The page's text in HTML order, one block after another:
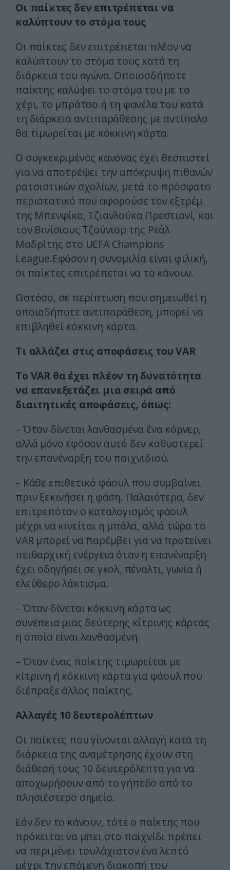
Οι παίκτες δεν επιτρέπεται να
καλύπτουν το στόμα τους
Οι παίκτες δεν επιτρέπεται πλέον να
καλύπτουν το στόμα τους κατά τη
διάρκεια του αγώνα. Οποιοσδήποτε
παίκτης καλύψει το στόμα του με το
χέρι, το μπράτσο ή τη φανέλα του κατά
τη διάρκεια αντιπαράθεσης με αντίπαλο
θα τιμωρείται με κόκκινη κάρτα.
Ο συγκεκριμένος κανόνας έχει θεσπιστεί
για να αποτρέψει την απόκρυψη πιθανών
ρατσιστικών σχολίων, μετά το πρόσφατο
περιστατικό που αφορούσε τον εξτρέμ
της Μπενφίκα, Τζιανλούκα Πρεστιανί, και
τον Βινίσιους Τζούνιορ της Ρεάλ
Μαδρίτης στο UEFA Champions
League.Εφόσον η συνομιλία είναι φιλική,
οι παίκτες επιτρέπεται να το κάνουν.
Ωστόσο, σε περίπτωση που σημειωθεί η
οποιαδήποτε αντιπαράθεση, μπορεί να
επιβληθεί κόκκινη κάρτα.
Τι αλλάζει στις αποφάσεις του VAR
Το VAR θα έχει πλέον τη δυνατότητα
να επανεξετάζει μια σειρά από
διαιτητικές αποφάσεις, όπως:
– Όταν δίνεται λανθασμένα ένα κόρνερ,
αλλά μόνο εφόσον αυτό δεν καθυστερεί
την επανέναρξη του παιχνιδιού.
– Κάθε επιθετικό φάουλ που συμβαίνει
πριν ξεκινήσει η φάση. Παλαιότερα, δεν
επιτρεπόταν ο καταλογισμός φάουλ
μέχρι να κινείται η μπάλα, αλλά τώρα το
VAR μπορεί να παρέμβει για να προτείνει
πειθαρχική ενέργεια όταν η επανέναρξη
έχει οδηγήσει σε γκολ, πέναλτι, γωνία ή
ελεύθερο λάκτισμα.
– Όταν δίνεται κόκκινη κάρτα ως
συνέπεια μιας δεύτερης κίτρινης κάρτας
η οποία είναι λανθασμένη.
– Όταν ένας παίκτης τιμωρείται με
κίτρινη ή κόκκινη κάρτα για φάουλ που
διέπραξε άλλος παίκτης.
Αλλαγές 10 δευτερολέπτων
Οι παίκτες που γίνονται αλλαγή κατά τη
διάρκεια της αναμέτρησης έχουν στη
διάθεσή τους 10 δευτερόλεπτα για να
αποχωρήσουν από το γήπεδο από το
πλησιέστερο σημείο.
Εάν δεν το κάνουν, τότε ο παίκτης που
πρόκειται να μπει στο παιχνίδι πρέπει
να περιμένει τουλάχιστον ένα λεπτό
μέχρι την επόμενη διακοπή του